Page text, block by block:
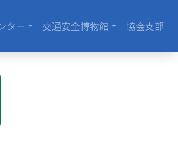
ター 交通安全博物館 協会支部